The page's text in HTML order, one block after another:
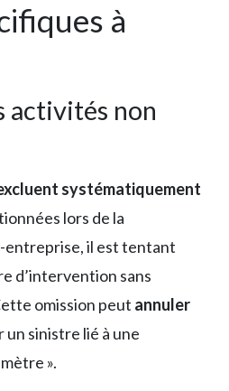
à
activités non
systématiquement
lors de la
entreprise, il est tentant
d’intervention sans
omission peut annuler
un sinistre lié à une
».